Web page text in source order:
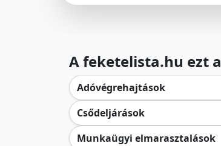
A feketelista.hu ezt
Adóvégrehajtások
Csődeljárások
Munkaügyi elmarasztalások